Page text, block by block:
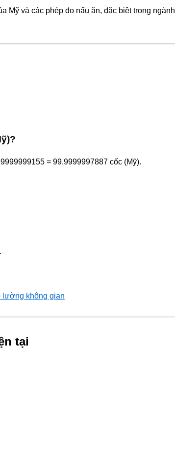
Mỹ và các phép đo nấu ăn, đặc biệt trong ngành
= 99.9999997887 cốc (Mỹ).
lường không gian
tại